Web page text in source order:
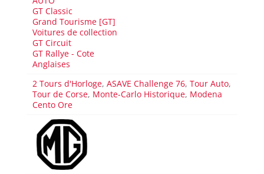
GT Classic
Grand Tourisme [GT]
Voitures de collection
GT Circuit
GT Rallye - Cote
Anglaises
2 Tours d'Horloge,ASAVE Challenge 76,Tour Auto,
Tour de Corse, Monte-Carlo Historique, Modena
Cento Ore